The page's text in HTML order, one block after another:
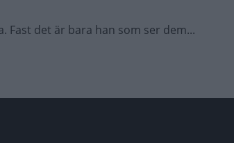
Fast det är bara han som ser dem...